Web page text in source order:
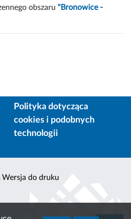
obszaru "Bronowice -
Polityka dotycząca
cookies i podobnych
technologii
Wersja do druku